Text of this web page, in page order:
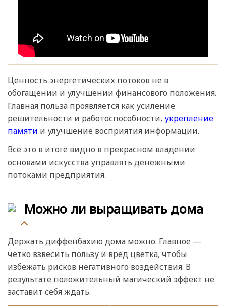
Ценность энергетических потоков не в
обогащении и улучшении финансового положения.
Главная польза проявляется как усиление
решительности и работоспособности, укрепление
памяти и улучшение восприятия информации.
Все это в итоге видно в прекрасном владении
основами искусства управлять денежными
потоками предприятия.
Можно ли выращивать дома
Держать диффенбахию дома можно. Главное —
четко взвесить пользу и вред цветка, чтобы
избежать рисков негативного воздействия. В
результате положительный магический эффект не
заставит себя ждать.